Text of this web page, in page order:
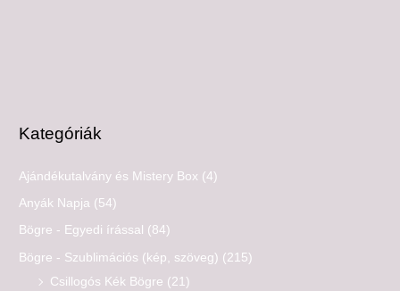
Kategóriák
Ajándékutalvány és Mistery Box (4)
Anyák Napja (54)
Bögre - Egyedi írással (84)
Bögre - Szublimációs (kép, szöveg) (215)
Csillogós Kék Bögre (21)